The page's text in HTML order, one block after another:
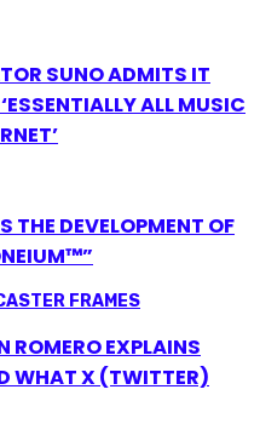
SUNO ADMITS IT
ALL MUSIC
THE DEVELOPMENT OF
ROMERO EXPLAINS
WHAT X (TWITTER)